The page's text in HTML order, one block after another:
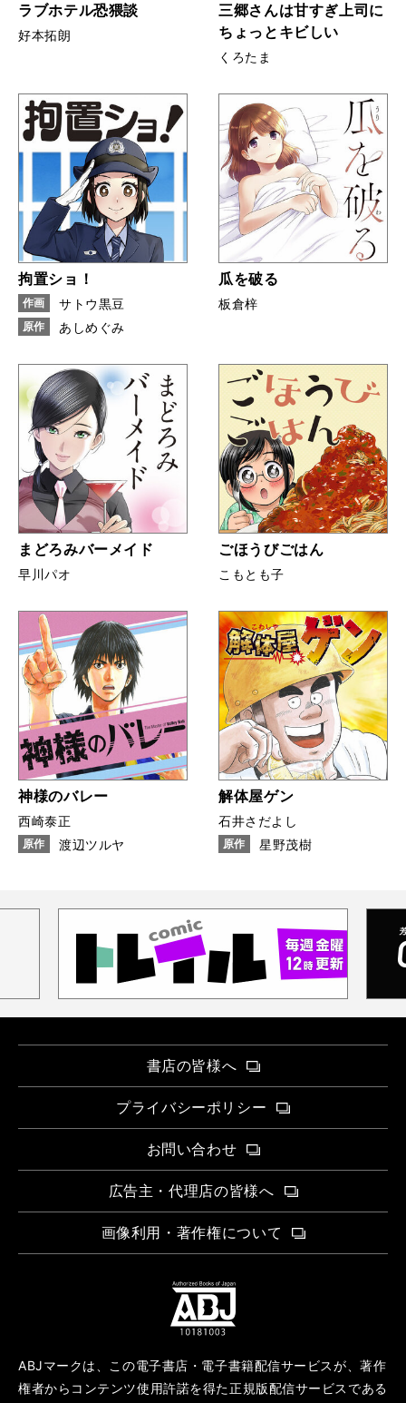
ラブホテル恐猥談
好本拓朗
三郷さんは甘すぎ上司に
ちょっとキビしい
くろたま
拘置ショ！
作画 サトウ黒豆
原作 あしめぐみ
瓜を破る
板倉梓
まどろみバーメイド
早川パオ
ごほうびごはん
こもとも子
神様のバレー
西崎泰正
原作 渡辺ツルヤ
解体屋ゲン
石井さだよし
原作 星野茂樹
書店の皆様へ
プライバシーポリシー
お問い合わせ
広告主・代理店の皆様へ
画像利用・著作権について
ABJマークは、この電子書店・電子書籍配信サービスが、著作
権者からコンテンツ使用許諾を得た正規版配信サービスである